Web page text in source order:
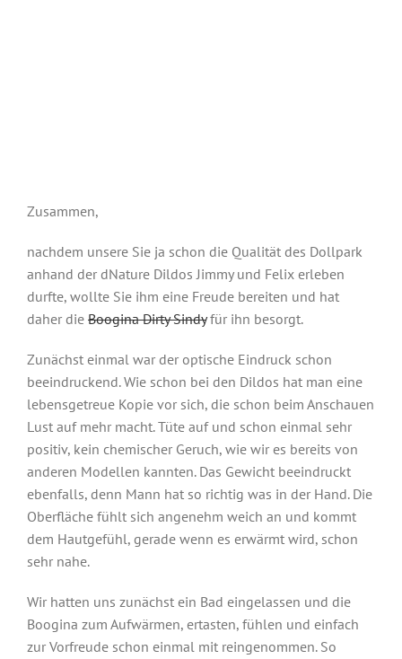
Zusammen,
nachdem unsere Sie ja schon die Qualität des Dollpark
anhand der dNature Dildos Jimmy und Felix erleben
durfte, wollte Sie ihm eine Freude bereiten und hat
daher die Boogina Dirty Sindyfür ihn besorgt.
Zunächst einmal war der optische Eindruck schon
beeindruckend. Wie schon bei den Dildos hat man eine
lebensgetreue Kopie vor sich, die schon beim Anschauen
Lust auf mehr macht. Tüte auf und schon einmal sehr
positiv, kein chemischer Geruch, wie wir es bereits von
anderen Modellen kannten. Das Gewicht beeindruckt
ebenfalls, denn Mann hat so richtig was in der Hand. Die
Oberfläche fühlt sich angenehm weich an und kommt
dem Hautgefühl, gerade wenn es erwärmt wird, schon
sehr nahe.
Wir hatten uns zunächst ein Bad eingelassen und die
Boogina zum Aufwärmen, ertasten, fühlen und einfach
zur Vorfreude schon einmal mit reingenommen. So